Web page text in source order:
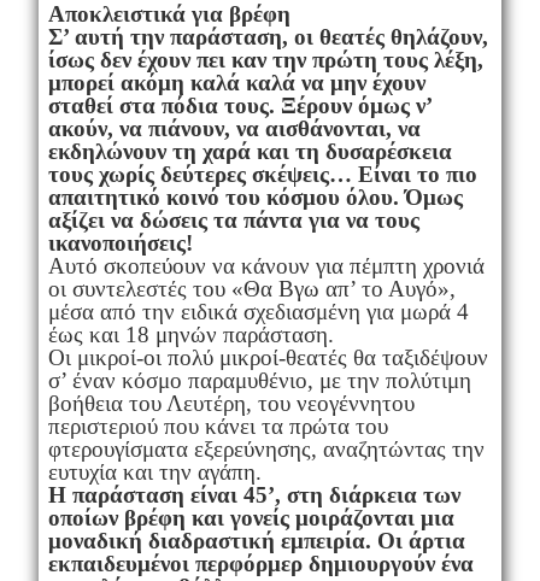
Αποκλειστικά για βρέφη
Σ’ αυτή την παράσταση, οι θεατές θηλάζουν,
ίσως δεν έχουν πει καν την πρώτη τους λέξη,
μπορεί ακόμη καλά καλά να μην έχουν
σταθεί στα πόδια τους. Ξέρουν όμως ν’
ακούν, να πιάνουν, να αισθάνονται, να
εκδηλώνουν τη χαρά και τη δυσαρέσκεια
τους χωρίς δεύτερες σκέψεις… Είναι το πιο
απαιτητικό κοινό του κόσμου όλου. Όμως
αξίζει να δώσεις τα πάντα για να τους
ικανοποιήσεις!
Αυτό σκοπεύουν να κάνουν για πέμπτη χρονιά
οι συντελεστές του «Θα Βγω απ’ το Αυγό»,
μέσα από την ειδικά σχεδιασμένη για μωρά 4
έως και 18 μηνών παράσταση.
Οι μικροί-οι πολύ μικροί-θεατές θα ταξιδέψουν
σ’ έναν κόσμο παραμυθένιο, με την πολύτιμη
βοήθεια του Λευτέρη, του νεογέννητου
περιστεριού που κάνει τα πρώτα του
φτερουγίσματα εξερεύνησης, αναζητώντας την
ευτυχία και την αγάπη.
Η παράσταση είναι 45’, στη διάρκεια των
οποίων βρέφη και γονείς μοιράζονται μια
μοναδική διαδραστική εμπειρία. Οι άρτια
εκπαιδευμένοι περφόρμερ δημιουργούν ένα